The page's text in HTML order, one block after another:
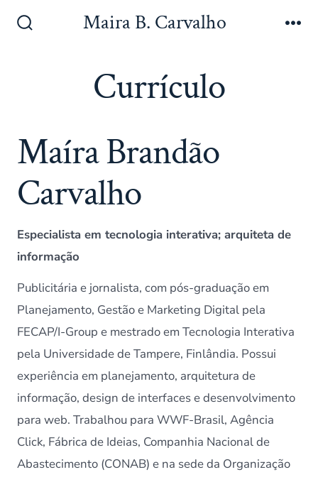
Maira B. Carvalho
Currículo
Maíra Brandão
Carvalho
Especialista em tecnologia interativa; arquiteta de
informação
Publicitária e jornalista, com pós-graduação em
Planejamento, Gestão e Marketing Digital pela
FECAP/I-Group e mestrado em Tecnologia Interativa
pela Universidade de Tampere, Finlândia. Possui
experiência em planejamento, arquitetura de
informação, design de interfaces e desenvolvimento
para web. Trabalhou para WWF-Brasil, Agência
Click, Fábrica de Ideias, Companhia Nacional de
Abastecimento (CONAB) e na sede da Organização